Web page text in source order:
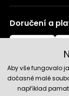
Doručení a
Aby vše fungovalo
dočasně malé
například